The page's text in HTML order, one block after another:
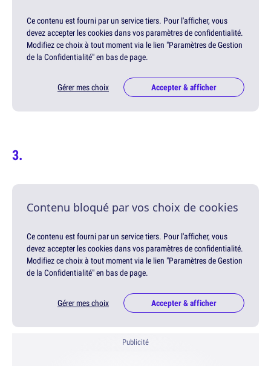
Ce contenu est fourni par un service tiers. Pour l'afficher, vous
devez accepter les cookies dans vos paramètres de confidentialité.
Modifiez ce choix à tout moment via le lien "Paramètres de Gestion
de la Confidentialité" en bas de page.
Gérer mes choix Accepter & afficher
Contenu bloqué par vos choix de cookies
Ce contenu est fourni par un service tiers. Pour l'afficher, vous
devez accepter les cookies dans vos paramètres de confidentialité.
Modifiez ce choix à tout moment via le lien "Paramètres de Gestion
de la Confidentialité" en bas de page.
Gérer mes choix Accepter & afficher
Publicité